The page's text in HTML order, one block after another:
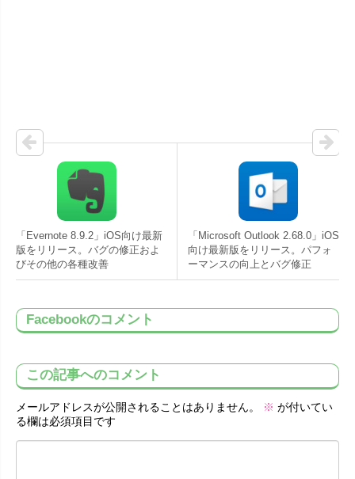
「Evernote 8.9.2」iOS向け最新
版をリリース。バグの修正およ
びその他の各種改善
「Microsoft Outlook 2.68.0」iOS
向け最新版をリリース。パフォ
ーマンスの向上とバグ修正
Facebookのコメント
この記事へのコメント
メールアドレスが公開されることはありません。 ※ が付いてい
る欄は必須項目です